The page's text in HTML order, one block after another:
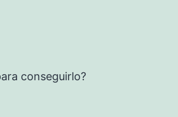
conseguirlo?